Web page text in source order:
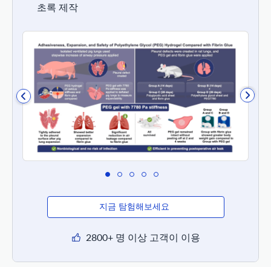
초록 제작
지금 탐험해보세요
2800+ 명 이상 고객이 이용